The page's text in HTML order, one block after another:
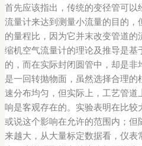
首先应该指出，传统的变径管可以
流量计来达到测量小流量的目的，
的量程比，因为它并末改变管道
缩机空气流量计的理论及推导是基
的，而在实际封闭圆管中，却是
是一回转抛物面，虽然选择合理
速分布均匀，但实际上，工艺管道
响是客观存在的。实验表明在比较
或说这个影响在允许的范围内；但
来越大，从大量标定数据看，仪表